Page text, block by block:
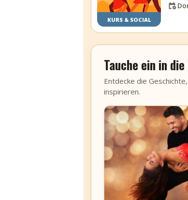
KURS & SOCIAL
Tauche ein in
Entdecke die
inspirieren.